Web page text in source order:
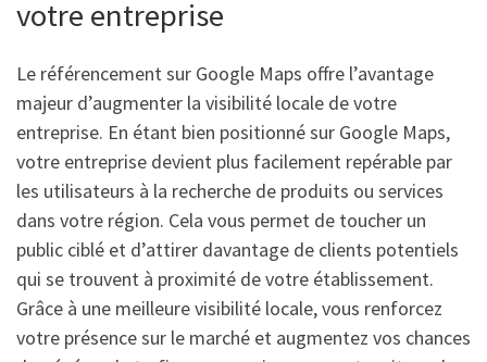
votre entreprise
Le référencement sur Google Maps offre l’avantage
majeur d’augmenter la visibilité locale de votre
entreprise. En étant bien positionné sur Google Maps,
votre entreprise devient plus facilement repérable par
les utilisateurs à la recherche de produits ou services
dans votre région. Cela vous permet de toucher un
public ciblé et d’attirer davantage de clients potentiels
qui se trouvent à proximité de votre établissement.
Grâce à une meilleure visibilité locale, vous renforcez
votre présence sur le marché et augmentez vos chances